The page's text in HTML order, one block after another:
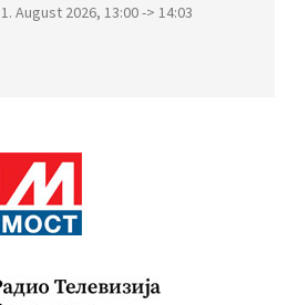
1. August 2026, 13:00 -> 14:03